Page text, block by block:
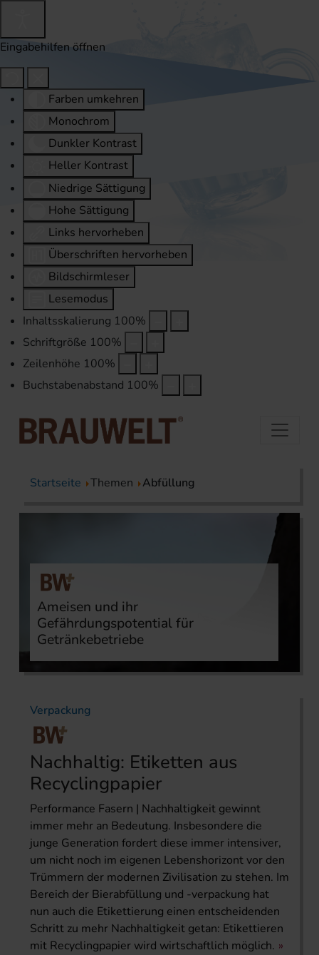
Eingabehilfen öffnen
Farben umkehren
Monochrom
Dunkler Kontrast
Heller Kontrast
Niedrige Sättigung
Hohe Sättigung
Links hervorheben
Überschriften hervorheben
Bildschirmleser
Lesemodus
Inhaltsskalierung 100%
Schriftgröße 100%
Zeilenhöhe 100%
Buchstabenabstand 100%
Startseite Themen Abfüllung
Ameisen und ihr
Gefährdungspotential für
Getränkebetriebe
Verpackung
Nachhaltig: Etiketten aus
Recyclingpapier
Performance Fasern | Nachhaltigkeit gewinnt
immer mehr an Bedeutung. Insbesondere die
junge Generation fordert diese immer intensiver,
um nicht noch im eigenen Lebenshorizont vor den
Trümmern der modernen Zivilisation zu stehen. Im
Bereich der Bierabfüllung und -verpackung hat
nun auch die Etikettierung einen entscheidenden
Schritt zu mehr Nachhaltigkeit getan: Etikettieren
mit Recyclingpapier wird wirtschaftlich möglich.